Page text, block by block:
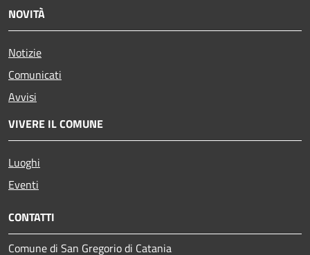
NOVITÀ
Notizie
Comunicati
Avvisi
VIVERE IL COMUNE
Luoghi
Eventi
CONTATTI
Comune di San Gregorio di Catania